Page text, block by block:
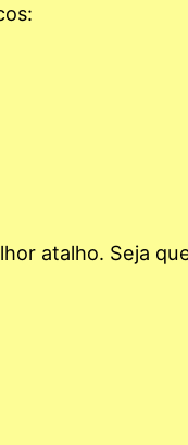
atalho. Seja